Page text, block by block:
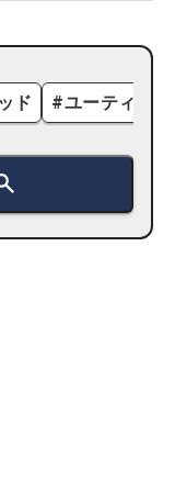
ド #ユーティリ